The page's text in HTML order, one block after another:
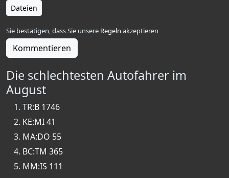
Dateien
Sie bestätigen, dass Sie unsere Regeln akzeptieren
Kommentieren
Die schlechtesten Autofahrer im
August
TR:B 1746
KE:MI 41
MA:DO 55
BC:TM 365
MM:IS 111